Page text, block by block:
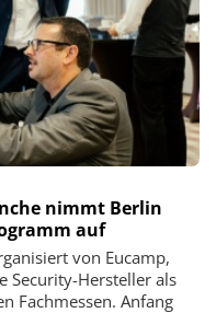
nimmt Berlin
auf
von Eucamp,
Security-Hersteller als
Fachmessen. Anfang